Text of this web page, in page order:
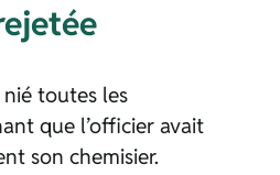
toutes les
que l’officier avait
son chemisier.